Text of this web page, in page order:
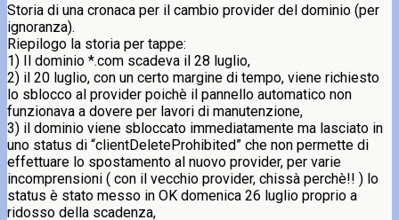
Storia di una cronaca per il cambio provider del dominio (per
ignoranza).
Riepilogo la storia per tappe:
1) Il dominio *.com scadeva il 28 luglio,
2) il 20 luglio, con un certo margine di tempo, viene richiesto
lo sblocco al provider poichè il pannello automatico non
funzionava a dovere per lavori di manutenzione,
3) il dominio viene sbloccato immediatamente ma lasciato in
uno status di “clientDeleteProhibited” che non permette di
effettuare lo spostamento al nuovo provider, per varie
incomprensioni ( con il vecchio provider, chissà perchè!! ) lo
status è stato messo in OK domenica 26 luglio proprio a
ridosso della scadenza,